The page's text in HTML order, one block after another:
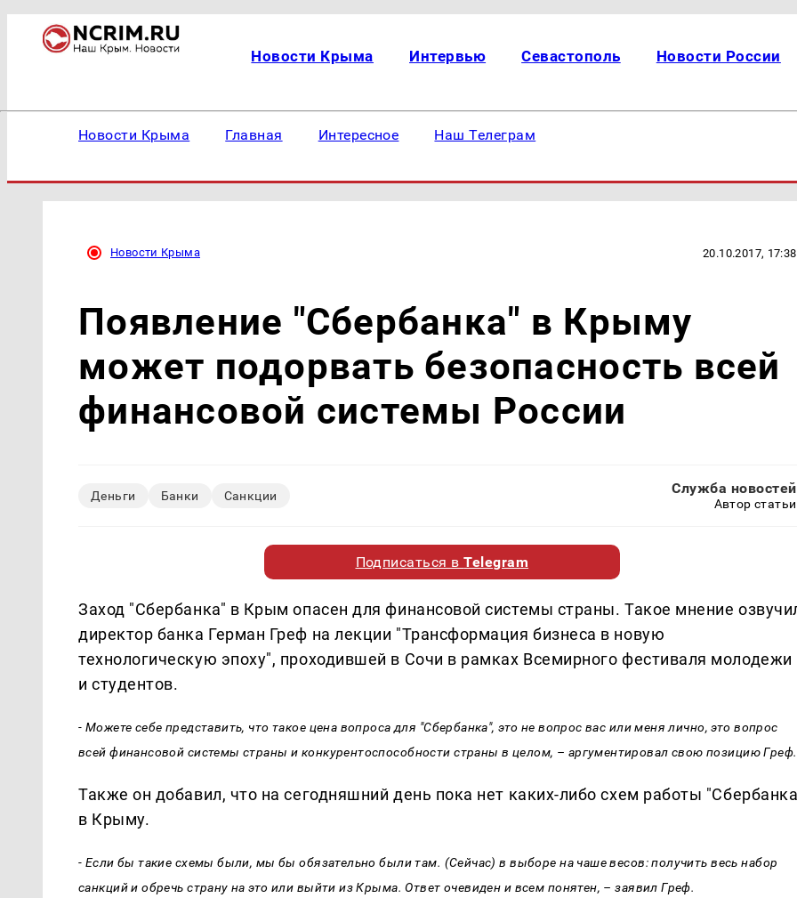
Новости Крыма Интервью Севастополь Новости России
Новости Крыма Главная Интересное Наш Телеграм
Новости Крыма 20.10.2017, 17:38
Появление "Сбербанка" в Крыму
может подорвать безопасность всей
финансовой системы России
Деньги Банки Санкции Служба новостей
Автор статьи
Подписаться вTelegram
Заход "Сбербанка" в Крым опасен для финансовой системы страны. Такое мнение
директор банка Герман Греф на лекции "Трансформация бизнеса в новую
технологическую эпоху", проходившей в Сочи в рамках Всемирного фестиваля молодежи
и студентов.
- Можете себе представить, что такое цена вопроса для "Сбербанка", это не вопрос вас или меня лично, это вопрос
всей финансовой системы страны и конкурентоспособности страны в целом, – аргументировал свою позицию Греф.
Также он добавил, что на сегодняшний день пока нет каких-либо схем работы
в Крыму.
- Если бы такие схемы были, мы бы обязательно были там. (Сейчас) в выборе на чаше весов: получить весь набор
санкций и обречь страну на это или выйти из Крыма. Ответ очевиден и всем понятен, – заявил Греф.